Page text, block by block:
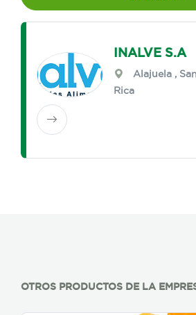
INALVE S.A
Alajuela ,
Rica
OTROS PRODUCTOS DE LA